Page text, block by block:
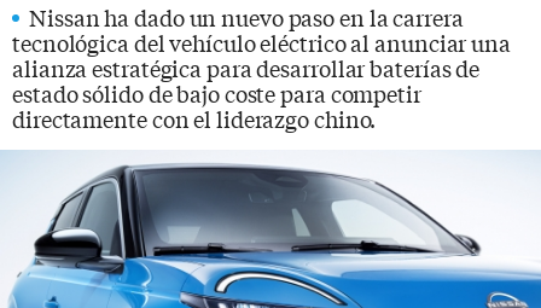
Nissan ha dado un nuevo paso en la carrera
tecnológica del vehículo eléctrico al anunciar una
alianza estratégica para desarrollar baterías de
estado sólido de bajo coste para competir
directamente con el liderazgo chino.